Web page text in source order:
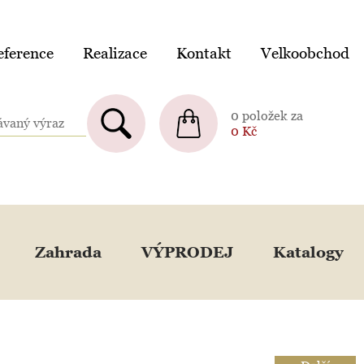
Realizace Kontakt Velkoobchod
0 položek za
0 Kč
Zahrada VÝPRODEJ Katalogy